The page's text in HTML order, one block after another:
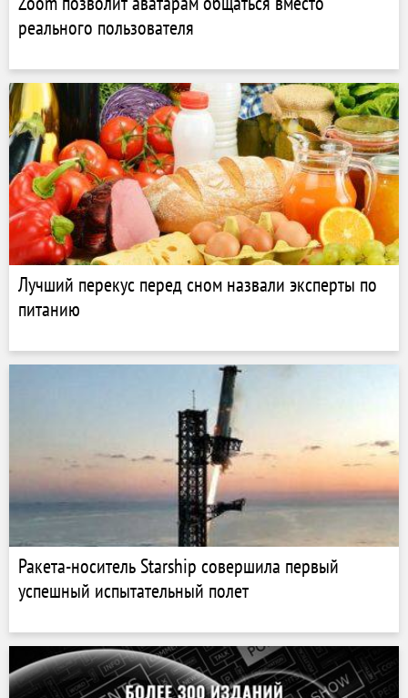
реального пользователя
Лучший перекус перед сном назвали эксперты по
питанию
Ракета-носитель Starship совершила первый
успешный испытательный полет